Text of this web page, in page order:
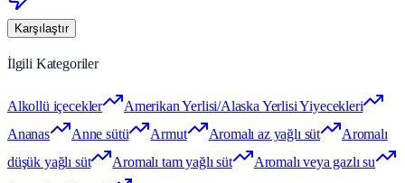
Karşılaştır
İlgili Kategoriler
Alkollü içecekler
Amerikan Yerlisi/Alaska Yerlisi Yiyecekleri
Ananas
Anne sütü Armut Aromalı az yağlı süt
Aromalı
düşük yağlı süt
Aromalı tam yağlı süt
Aromalı veya gazlı su